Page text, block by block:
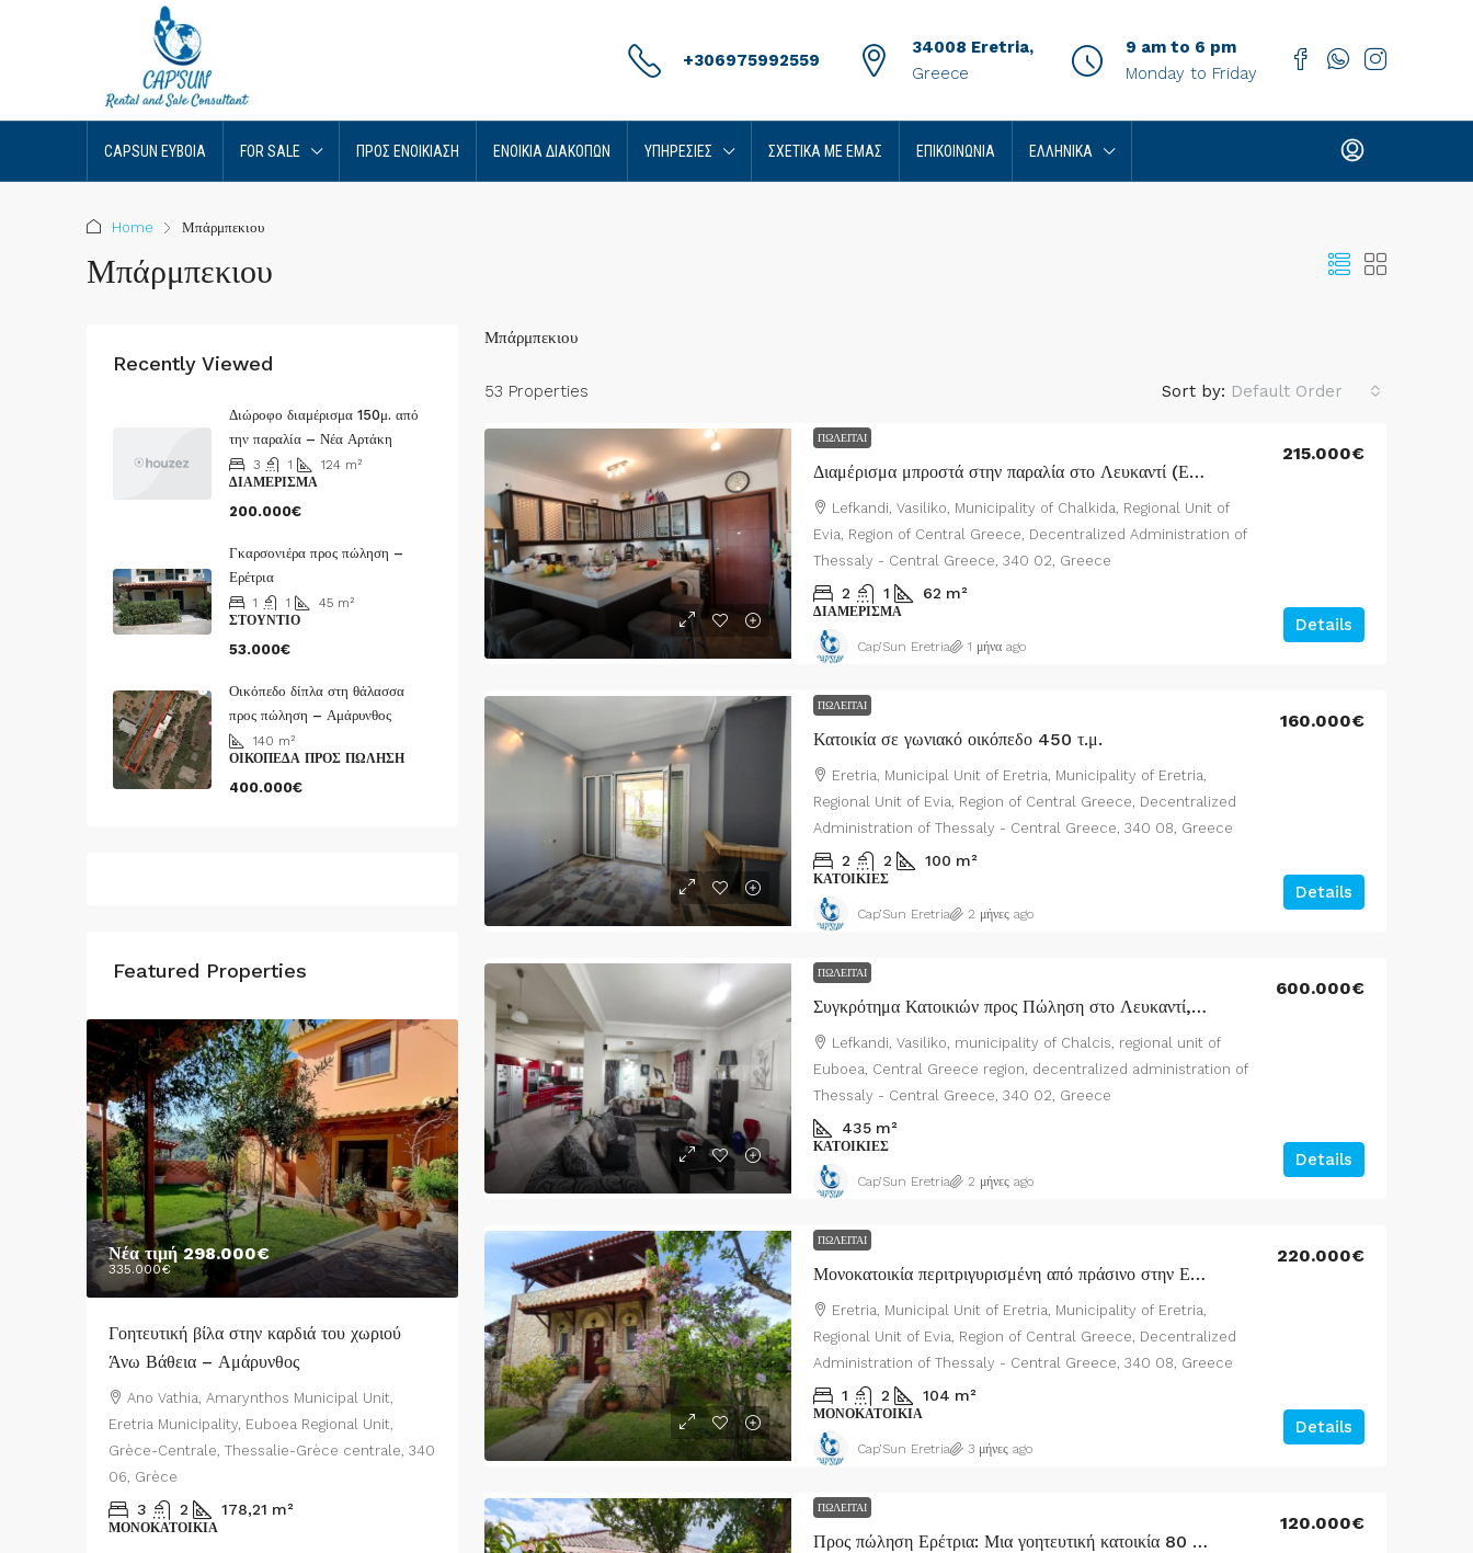
+306975992559
34008 Eretria,
Greece
9 am to 6 pm
Monday to Friday
CAPSUN ΕΎΒΟΙΑ FOR SALE ΠΡΟΣ ΕΝΟΙΚΊΑΣΗ ΕΝΟΊΚΙΑ ΔΙΑΚΟΠΏΝ ΥΠΗΡΕΣΊΕΣ ΣΧΕΤΙΚΆ ΜΕ ΕΜΆΣ ΕΠΙΚΟΙΝΩΝΊΑ ΕΛΛΗΝΙΚΆ
Home Μπάρμπεκιου
Μπάρμπεκιου
Μπάρμπεκιου
53 Properties Sort by: Default Order
ΠΩΛΕΊΤΑΙ
Διαμέρισμα μπροστά στην παραλία στο Λευκαντί (Εύβοια, Ελλάδα)
215.000€
Lefkandi, Vasiliko, Municipality of Chalkida, Regional Unit of
Evia, Region of Central Greece, Decentralized Administration of
Thessaly - Central Greece, 340 02, Greece
2 1 62 m²
ΔΙΑΜΈΡΙΣΜΑ
Details
Cap’Sun Eretria 1 μήνα ago
ΠΩΛΕΊΤΑΙ
Κατοικία σε γωνιακό οικόπεδο 450 τ.μ.
160.000€
Eretria, Municipal Unit of Eretria, Municipality of Eretria,
Regional Unit of Evia, Region of Central Greece, Decentralized
Administration of Thessaly - Central Greece, 340 08, Greece
2 2 100 m²
ΚΑΤΟΙΚΊΕΣ
Details
Cap’Sun Eretria 2 μήνες ago
ΠΩΛΕΊΤΑΙ
Συγκρότημα Κατοικιών προς Πώληση στο Λευκαντί, Εύβοια
600.000€
Lefkandi, Vasiliko, municipality of Chalcis, regional unit of
Euboea, Central Greece region, decentralized administration of
Thessaly - Central Greece, 340 02, Greece
435 m²
ΚΑΤΟΙΚΊΕΣ
Details
Cap’Sun Eretria 2 μήνες ago
ΠΩΛΕΊΤΑΙ
Μονοκατοικία περιτριγυρισμένη από πράσινο στην Ερέτρια
220.000€
Eretria, Municipal Unit of Eretria, Municipality of Eretria,
Regional Unit of Evia, Region of Central Greece, Decentralized
Administration of Thessaly - Central Greece, 340 08, Greece
1 2 104 m²
ΜΟΝΟΚΑΤΟΙΚΊΑ
Details
Cap’Sun Eretria 3 μήνες ago
ΠΩΛΕΊΤΑΙ
Προς πώληση Ερέτρια: Μια γοητευτική κατοικία 80 τ.μ. σε οικόπεδο 403 τ.μ.
120.000€
Recently Viewed
Διώροφο διαμέρισμα 150μ. από
την παραλία – Νέα Αρτάκη
3 1 124 m²
ΔΙΑΜΈΡΙΣΜΑ
200.000€
Γκαρσονιέρα προς πώληση –
Ερέτρια
1 1 45 m²
ΣΤΟΎΝΤΙΟ
53.000€
Οικόπεδο δίπλα στη θάλασσα
προς πώληση – Αμάρυνθος
140 m²
ΟΙΚΌΠΕΔΑ ΠΡΟΣ ΠΏΛΗΣΗ
400.000€
Featured Properties
Νέα τιμή298.000€
335.000€
Γοητευτική βίλα στην καρδιά του χωριού
Άνω Βάθεια – Αμάρυνθος
Ano Vathia, Amarynthos Municipal Unit,
Eretria Municipality, Euboea Regional Unit,
Grèce-Centrale, Thessalie-Grèce centrale, 340
06, Grèce
3 2 178,21 m²
ΜΟΝΟΚΑΤΟΙΚΊΑ